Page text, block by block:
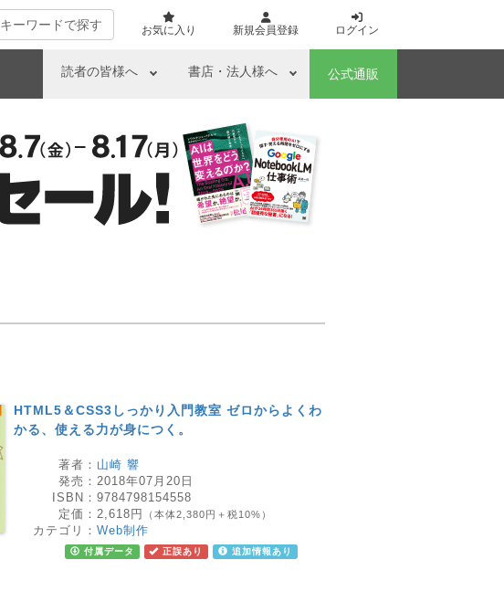
キーワードで探す お気に入り 新規会員登録 ログイン
読者の皆様へ 書店・法人様へ 公式通販
HTML5＆CSS3しっかり入門教室 ゼロからよくわ
かる、使える力が身につく。
著者： 山崎 響
発売： 2018年07月20日
ISBN： 9784798154558
定価： 2,618円 （本体2,380円＋税10%）
カテゴリ： Web制作
付属データ 正誤あり 追加情報あり